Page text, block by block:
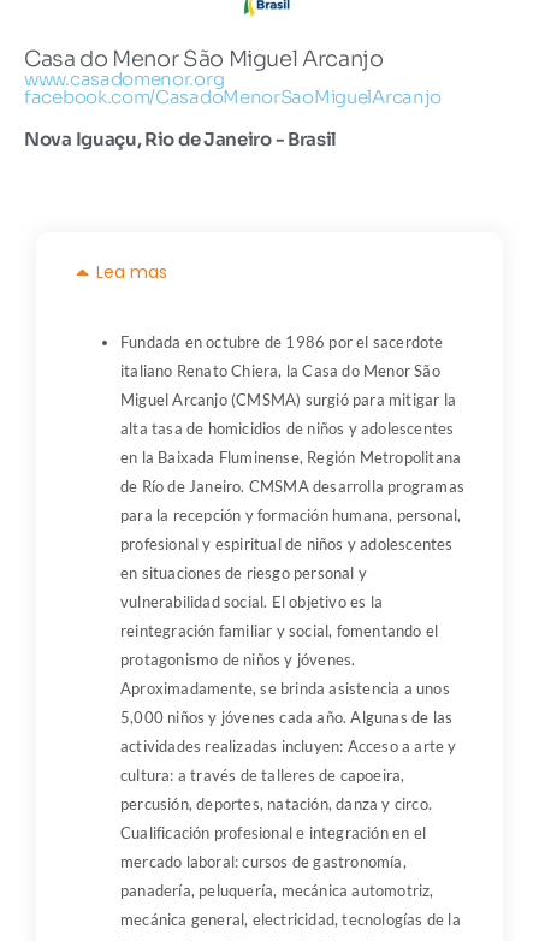
Casa do Menor São Miguel Arcanjo
www.casadomenor.org
facebook.com/CasadoMenorSaoMiguelArcanjo
Nova Iguaçu, Rio de Janeiro - Brasil
Lea mas
Fundada en octubre de 1986 por el sacerdote
italiano Renato Chiera, la Casa do Menor São
Miguel Arcanjo (CMSMA) surgió para mitigar la
alta tasa de homicidios de niños y adolescentes
en la Baixada Fluminense, Región Metropolitana
de Río de Janeiro. CMSMA desarrolla programas
para la recepción y formación humana, personal,
profesional y espiritual de niños y adolescentes
en situaciones de riesgo personal y
vulnerabilidad social. El objetivo es la
reintegración familiar y social, fomentando el
protagonismo de niños y jóvenes.
Aproximadamente, se brinda asistencia a unos
5,000 niños y jóvenes cada año. Algunas de las
actividades realizadas incluyen: Acceso a arte y
cultura: a través de talleres de capoeira,
percusión, deportes, natación, danza y circo.
Cualificación profesional e integración en el
mercado laboral: cursos de gastronomía,
panadería, peluquería, mecánica automotriz,
mecánica general, electricidad, tecnologías de la